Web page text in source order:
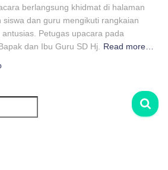
berlangsung khidmat di halaman
dan guru mengikuti rangkaian
Petugas upacara pada
dan Ibu Guru SD Hj.
Read more…